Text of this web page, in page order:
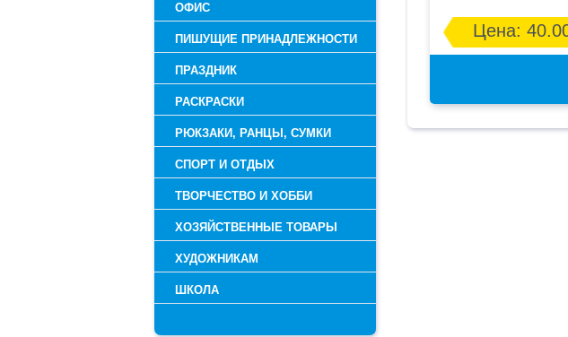
ОФИС
ПИШУЩИЕ ПРИНАДЛЕЖНОСТИ
ПРАЗДНИК
РАСКРАСКИ
РЮКЗАКИ, РАНЦЫ, СУМКИ
СПОРТ И ОТДЫХ
ТВОРЧЕСТВО И ХОББИ
ХОЗЯЙСТВЕННЫЕ ТОВАРЫ
ХУДОЖНИКАМ
ШКОЛА
Цена: